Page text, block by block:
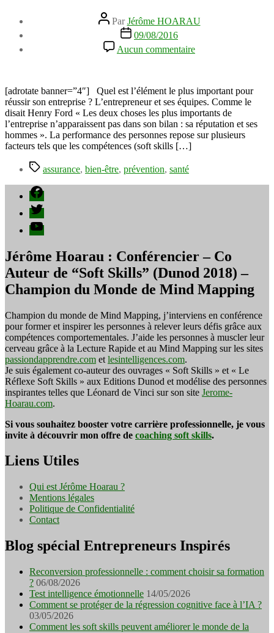
Auteur
de
l’article
ParJérôme HOARAU
Date
l’article
09/08/2016
Aucun commentaire
Santé
de
PME
et
risques
de
[adrotate banner=”4″] Quel est l’élément le plus important pour
réussir son entreprise ? L’entrepreneur et ses équipes. Comme le
disait Henry Ford « Les deux choses les plus importants de
l’entreprise n’apparaissent pas dans son bilan : sa réputation et ses
hommes ». La performance des personnes repose sur plusieurs
facteurs tels que les compétences (soft skills […]
Étiquettes
assurance, bien-être, prévention, santé
Facebook
Twitter
YouTube
Jérôme Hoarau : Conférencier – Co
Auteur de “Soft Skills” (Dunod 2018) –
Champion du Monde de Mind Mapping
Champion du monde de Mind Mapping, j’interviens en conférence
pour former et inspirer les personnes à relever leurs défis grâce aux
compétences comportementales. J’aide les personnes à muscler leur
cerveau grâce à la Lecture Rapide et au Mind Mapping sur les sites
passiondapprendre.com et lesintelligences.com.
Je suis également co-auteur des ouvrages « Soft Skills » et « Le
Réflexe Soft Skills » aux Editions Dunod et modélise des personnes
inspirantes telles que Léonard de Vinci sur son site Jerome-
Hoarau.com.
Si vous souhaitez booster votre carrière professionnelle, je vous
invite à découvrir mon offre de coaching soft skills.
Liens Utiles
Qui est Jérôme Hoarau ?
Mentions légales
Politique de Confidentialité
Contact
Blog spécial Entrepreneurs Inspirés
Reconversion professionnelle : comment choisir sa formation
? 06/08/2026
Test intelligence émotionnelle 14/05/2026
Comment se protéger de la régression cognitive face à l’IA ?
03/05/2026
Comment les soft skills peuvent améliorer le monde de la